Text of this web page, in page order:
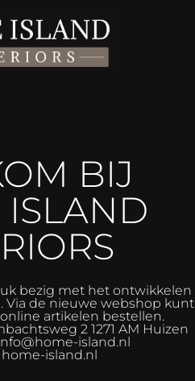
BIJ
bezig met het ontwikkelen
Via de nieuwe webshop kunt
artikelen bestellen.
2 1271 AM Huizen
island.nl
island.nl